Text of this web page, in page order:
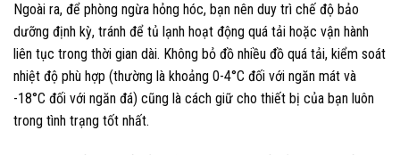
Ngoài ra, để phòng ngừa hỏng hóc, bạn nên duy trì chế độ bảo
dưỡng định kỳ, tránh để tủ lạnh hoạt động quá tải hoặc vận hành
liên tục trong thời gian dài. Không bỏ đồ nhiều đồ quá tải, kiểm soát
nhiệt độ phù hợp (thường là khoảng 0-4°C đối với ngăn mát và
-18°C đối với ngăn đá) cũng là cách giữ cho thiết bị của bạn luôn
trong tình trạng tốt nhất.